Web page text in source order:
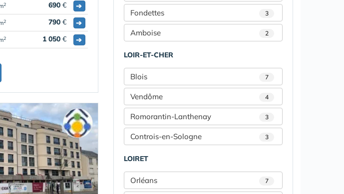
2 690 €
➔
2 790 €
➔
2 1 050 € ➔
Fondettes 3
Amboise 2
LOIR-ET-CHER
Blois 7
Vendôme 4
Romorantin-Lanthenay 3
Controis-en-Sologne 3
LOIRET
Orléans 7